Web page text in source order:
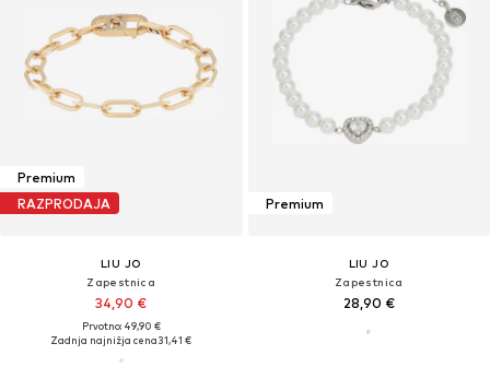
Premium
RAZPRODAJA
LIU JO
Zapestnica
34,90 €
Prvotno: 49,90 €
Zadnja najnižja cena31,41 €
Premium
LIU JO
Zapestnica
28,90 €